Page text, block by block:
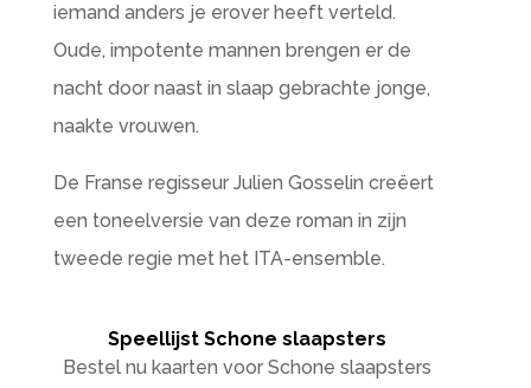
iemand anders je erover heeft verteld.
Oude, impotente mannen brengen er de
nacht door naast in slaap gebrachte jonge,
naakte vrouwen.
De Franse regisseur Julien Gosselin creëert
een toneelversie van deze roman in zijn
tweede regie met het ITA-ensemble.
Speellijst Schone slaapsters
Bestel nu kaarten voor Schone slaapsters